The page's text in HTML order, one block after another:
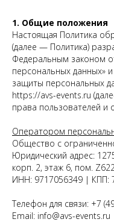
1. Общие положения
Настоящая Политика
(далее — Политика)
Федеральным законом
персональных данных»
защиты персональных
https://avs-events.ru
права пользователей и
Оператором
Общество с
Юридический адрес:
корп. 2, этаж 6, пом. Z622
ИНН: 9717056349 | КПП:
Телефон для связи: +7
Email: info@avs-events.ru